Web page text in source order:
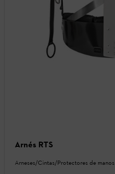
Arnés RTS
Arneses/Cintas/Protectores de manos